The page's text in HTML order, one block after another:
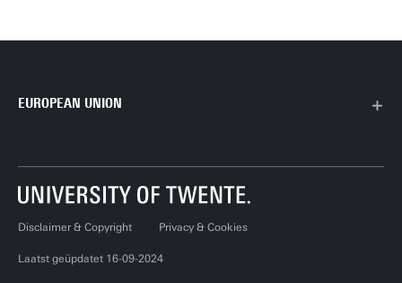
EUROPEAN UNION
Disclaimer & Copyright Privacy & Cookies
Laatst geüpdatet 16-09-2024